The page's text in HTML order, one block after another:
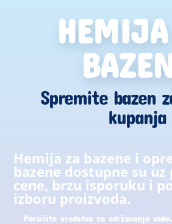
Spremite bazen
kupanja
Hemija za bazene i
bazene dostupne su
cene, brzu isporuku i
izboru proizvoda.
Poručite sredstva za održavanje